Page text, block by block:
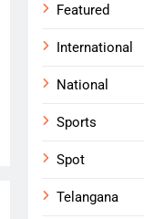
Featured
International
National
Sports
Spot
Telangana